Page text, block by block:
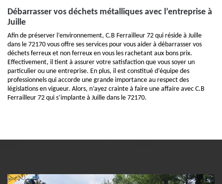
Débarrasser vos déchets métalliques avec l’entreprise à
Juille
Afin de préserver l’environnement, C.B Ferrailleur 72 qui réside à Juille
dans le 72170 vous offre ses services pour vous aider à débarrasser vos
déchets ferreux et non ferreux en vous les rachetant aux bons prix.
Effectivement, il tient à assurer votre satisfaction que vous soyer un
particulier ou une entreprise. En plus, il est constitué d’équipe des
professionnels qui accorde une grande importance au respect des
législations en vigueur. Alors, n’ayez crainte à faire une affaire avec C.B
Ferrailleur 72 qui s’implante à Juille dans le 72170.